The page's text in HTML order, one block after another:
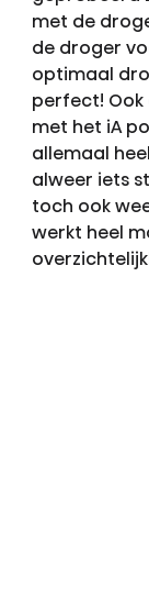
met de
de droger
optimaal
perfect! Ook
met het iA
allemaal
alweer iets
toch ook
werkt heel